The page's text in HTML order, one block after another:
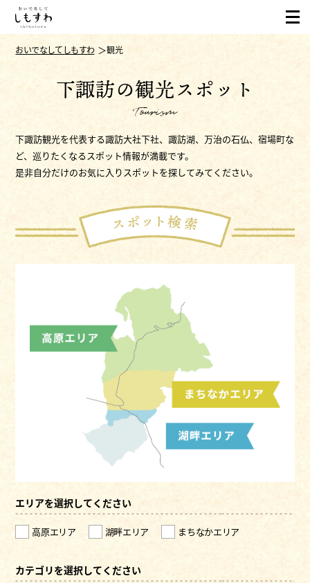
おいでなしてしもすわ 観光
下諏訪の観光スポット
Tourism
下諏訪観光を代表する諏訪大社下社、諏訪湖、万治の石仏、宿場町な
ど、巡りたくなるスポット情報が満載です。
是非自分だけのお気に入りスポットを探してみてください。
エリアを選択してください
高原エリア 湖畔エリア まちなかエリア
カテゴリを選択してください